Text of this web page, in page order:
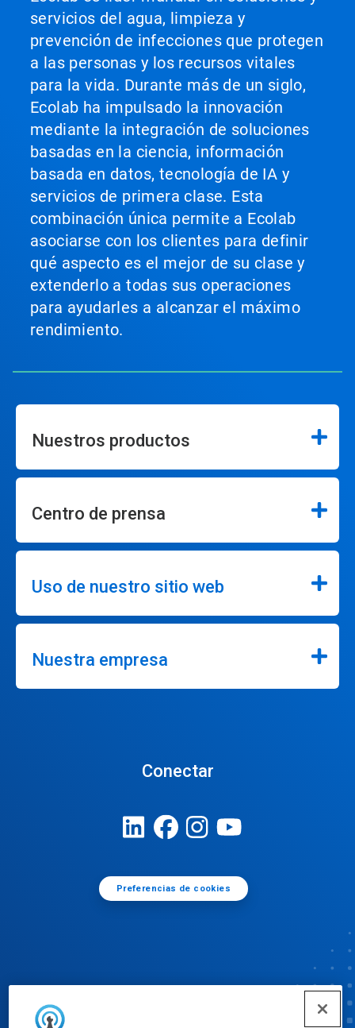
servicios del agua, limpieza y
prevención de infecciones que protegen
a las personas y los recursos vitales
para la vida. Durante más de un siglo,
Ecolab ha impulsado la innovación
mediante la integración de soluciones
basadas en la ciencia, información
basada en datos, tecnología de IA y
servicios de primera clase. Esta
combinación única permite a Ecolab
asociarse con los clientes para definir
qué aspecto es el mejor de su clase y
extenderlo a todas sus operaciones
para ayudarles a alcanzar el máximo
rendimiento.
Nuestros productos
Centro de prensa
Uso de nuestro sitio web
Nuestra empresa
Conectar
Preferencias de cookies